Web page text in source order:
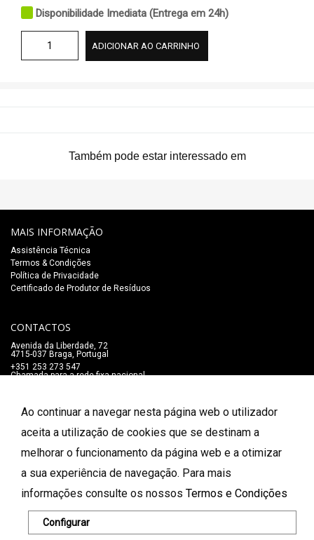
Ao continuar a navegar nesta página web o utilizador
aceita a utilização de cookies que se destinam a
melhorar o funcionamento da página web e a otimizar
a sua experiência de navegação. Para mais
informações consulte os nossos Termos e Condições
Configurar
Disponibilidade Imediata (Entrega em 24h)
ADICIONAR AO CARRINHO
Também pode estar interessado em
MAIS INFORMAÇÃO
Assistência Técnica
Termos & Condições
Política de Privacidade
Certificado de Produtor de Resíduos
CONTACTOS
Avenida da Liberdade, 72
4715-037 Braga, Portugal
+351 253 273 547
Chamada para a rede fixa nacional
FORMAS DE PAGAMENTO
© 2026 Salão Mozart. Todos os direitos reservados.